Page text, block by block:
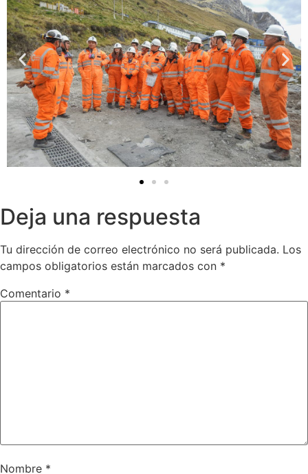
Deja una respuesta
Tu dirección de correo electrónico no será publicada. Los
campos obligatorios están marcados con *
Comentario *
Nombre *